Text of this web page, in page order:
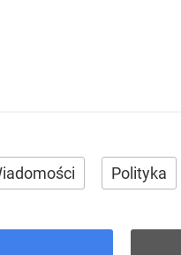
Polityka